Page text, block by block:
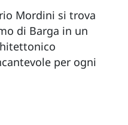
Mordini si trova
di Barga in un
per ogni